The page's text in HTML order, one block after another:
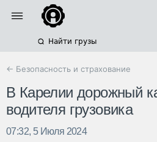
Найти грузы
← Безопасность и страхование
В Карелии дорожный
водителя грузовика
07:32, 5 Июля 2024